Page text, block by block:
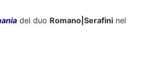
del duo Romano|Serafini nel